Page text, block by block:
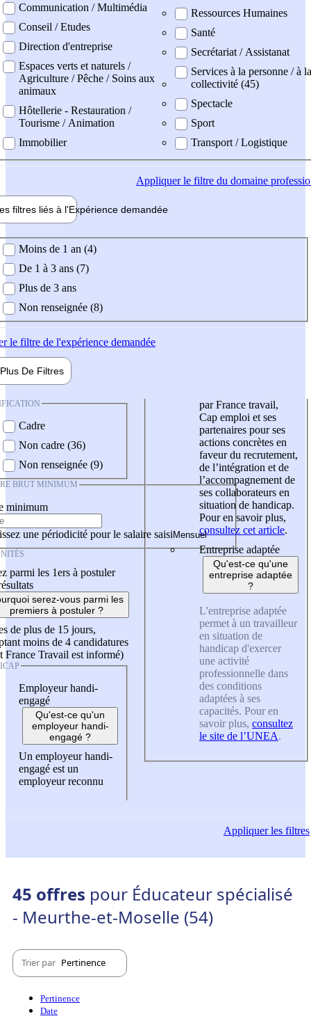
Communication / Multimédia
Conseil / Etudes
Direction d'entreprise
Espaces verts et naturels /
Agriculture / Pêche / Soins aux
animaux
Hôtellerie - Restauration /
Tourisme / Animation
Immobilier
Ressources Humaines
Santé
Secrétariat / Assistanat
Services à la personne / à la
collectivité (45)
Spectacle
Sport
Transport / Logistique
Appliquerle filtre du domaine
filtres liés à l'Expérience demandée
demandée
Moins de 1 an (4)
De 1 à 3 ans (7)
Plus de 3 ans
Non renseignée (8)
le filtre de l'expérience demandée
Plus De Filtres
Cadre
Non cadre (36)
Non renseignée (9)
BRUT MINIMUM
minimum
une périodicité pour le salaire saisi
parmi les 1ers à postuler
serez-vous parmi les
premiers à postuler ?
de plus de 15 jours,
moins de 4 candidatures
France Travail est informé)
Employeur handi-
engagé
Qu'est-ce qu'un
employeur handi-
engagé ?
Un employeur handi-
engagé est un
employeur reconnu
par France travail,
Cap emploi et ses
partenaires pour ses
actions concrètes en
faveur du recrutement,
de l’intégration et de
l’accompagnement de
ses collaborateurs en
situation de handicap.
Pour en savoir plus,
consultez cet article.
Entreprise adaptée
Qu'est-ce qu'une
entreprise adaptée
?
L'entreprise adaptée
permet à un travailleur
en situation de
handicap d'exercer
une activité
professionnelle dans
des conditions
adaptées à ses
capacités. Pour en
savoir plus, consultez
le site de l’UNEA.
Appliquerles filtres
45 offres pour Éducateur spécialisé
- Meurthe-et-Moselle (54)
Trier par Pertinence
Pertinence
Date